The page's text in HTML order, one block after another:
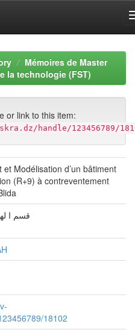
Mémoires de Master
la technologie (FST)
or link to this item:
handle/123456789/
Modélisation d’un bâtiment
(R+9) à contreventement
قسم ا
18102